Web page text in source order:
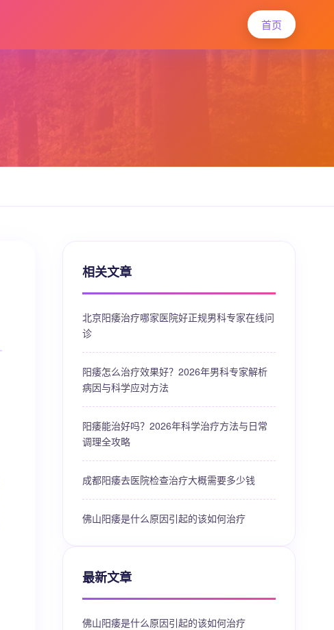
首页
相关文章
北京阳痿治疗哪家医院好正规男科专家在线问
诊
阳痿怎么治疗效果好？2026年男科专家解析
病因与科学应对方法
阳痿能治好吗？2026年科学治疗方法与日常
调理全攻略
成都阳痿去医院检查治疗大概需要多少钱
佛山阳痿是什么原因引起的该如何治疗
最新文章
佛山阳痿是什么原因引起的该如何治疗